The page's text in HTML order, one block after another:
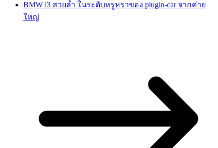
BMW i3 สวยล้ำ ในระดับหรูหราของ plugin-car จากค่าย
ใหญ่